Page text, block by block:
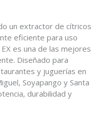
un extractor de cítricos
eficiente para uso
es una de las mejores
Diseñado para
y juguerías en
Soyapango y Santa
durabilidad y